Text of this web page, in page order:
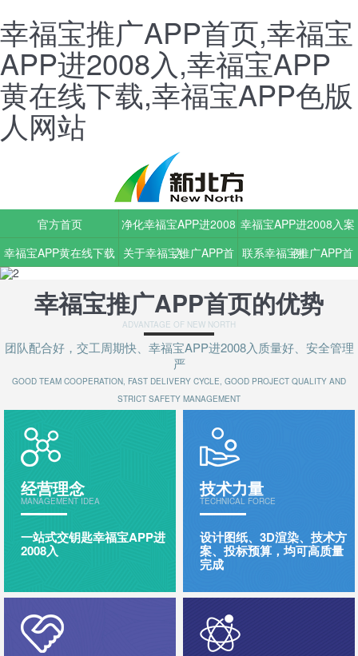
幸福宝推广APP首页,幸福宝
APP进2008入,幸福宝APP
黄在线下载,幸福宝APP色版
人网站
官方首页
净化幸福宝APP进2008
入
幸福宝APP进2008入案
例
幸福宝APP黄在线下载 关于幸福宝推广APP首 联系幸福宝推广APP首
幸福宝推广APP首页的优势
ADVANTAGE OF NEW NORTH
团队配合好，交工周期快、幸福宝APP进2008入质量好、安全管理
严
GOOD TEAM COOPERATION, FAST DELIVERY CYCLE, GOOD PROJECT QUALITY AND
STRICT SAFETY MANAGEMENT
经营理念
MANAGEMENT IDEA
一站式交钥匙幸福宝APP进
2008入
技术力量
TECHNICAL FORCE
设计图纸、3D渲染、技术方
案、投标预算，均可高质量
完成